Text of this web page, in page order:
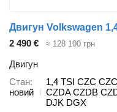
2 490 € ≈ 128 100 грн
Двигун
Стан
новий
1,4 TSI CZC
CZDA CZDB
DJK DGX